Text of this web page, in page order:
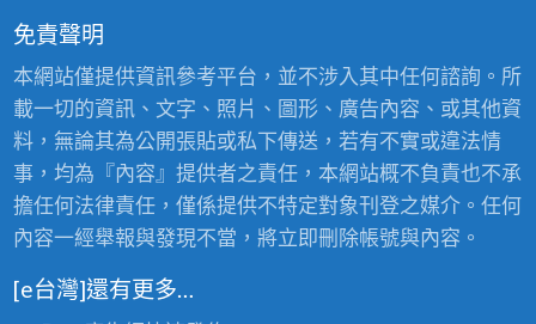
免責聲明
本網站僅提供資訊參考平台，並不涉入其中任何諮詢。所
載一切的資訊、文字、照片、圖形、廣告內容、或其他資
料，無論其為公開張貼或私下傳送，若有不實或違法情
事，均為『內容』提供者之責任，本網站概不負責也不承
擔任何法律責任，僅係提供不特定對象刊登之媒介。任何
內容一經舉報與發現不當，將立即刪除帳號與內容。
[e台灣]還有更多…